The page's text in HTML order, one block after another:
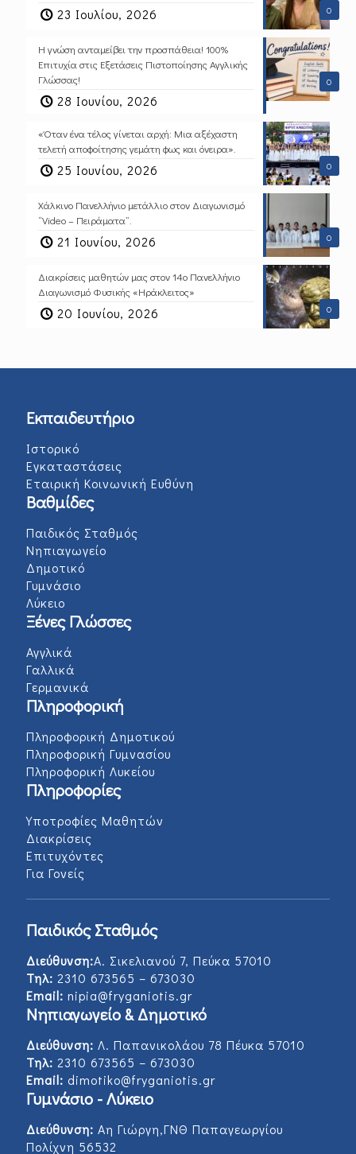
0
23 Ιουλίου, 2026
0
Η γνώση ανταμείβει την προσπάθεια! 100%
Επιτυχία στις Εξετάσεις Πιστοποίησης Αγγλικής
Γλώσσας!
28 Ιουνίου, 2026
0
«Όταν ένα τέλος γίνεται αρχή: Μια αξέχαστη
τελετή αποφοίτησης γεμάτη φως και όνειρα».
25 Ιουνίου, 2026
0
Χάλκινο Πανελλήνιο μετάλλιο στον Διαγωνισμό
“Video – Πειράματα”.
21 Ιουνίου, 2026
0
Διακρίσεις μαθητών μας στον 14ο Πανελλήνιο
Διαγωνισμό Φυσικής «Ηράκλειτος»
20 Ιουνίου, 2026
Εκπαιδευτήριο
Ιστορικό
Εγκαταστάσεις
Εταιρική Κοινωνική Ευθύνη
Βαθμίδες
Παιδικός Σταθμός
Νηπιαγωγείο
Δημοτικό
Γυμνάσιο
Λύκειο
Ξένες Γλώσσες
Αγγλικά
Γαλλικά
Γερμανικά
Πληροφορική
Πληροφορική Δημοτικού
Πληροφορική Γυμνασίου
Πληροφορική Λυκείου
Πληροφορίες
Υποτροφίες Μαθητών
Διακρίσεις
Επιτυχόντες
Για Γονείς
Παιδικός Σταθμός
Διεύθυνση:Α. Σικελιανού 7, Πεύκα 57010
Τηλ: 2310 673565 – 673030
Email: nipia@fryganiotis.gr
Νηπιαγωγείο & Δημοτικό
Διεύθυνση: Λ. Παπανικολάου 78 Πέυκα 57010
Τηλ: 2310 673565 – 673030
Email: dimotiko@fryganiotis.gr
Γυμνάσιο - Λύκειο
Διεύθυνση: Αη Γιώργη,ΓΝΘ Παπαγεωργίου
Πολίχνη 56532